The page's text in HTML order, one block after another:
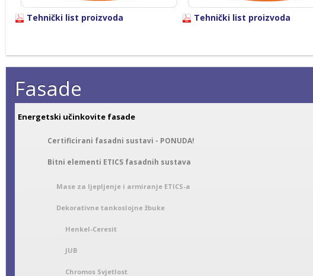
Tehnički list proizvoda Tehnički list proizvoda
Fasade
Energetski učinkovite fasade
Certificirani fasadni sustavi - PONUDA!
Bitni elementi ETICS fasadnih sustava
Mase za ljepljenje i armiranje ETICS-a
Dekorativne tankoslojne žbuke
Henkel-Ceresit
JUB
Chromos Svjetlost